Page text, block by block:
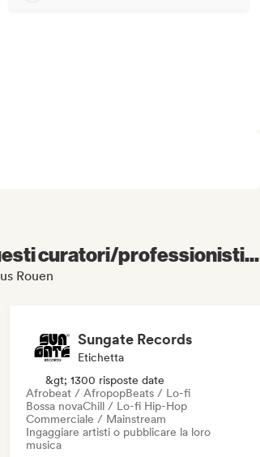
curatori/professionisti...
Rouen
Sungate Records
Etichetta
&gt; 1300 risposte date
Afrobeat / AfropopBeats / Lo-fi
Bossa novaChill / Lo-fi Hip-Hop
Commerciale / Mainstream
Ingaggiare artisti o pubblicare la loro
musica